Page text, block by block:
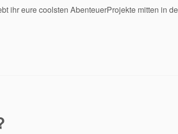
ihr eure coolsten AbenteuerProjekte mitten in